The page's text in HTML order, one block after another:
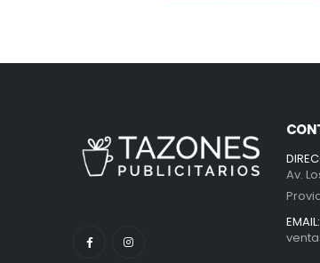
Av.
EMAIL: